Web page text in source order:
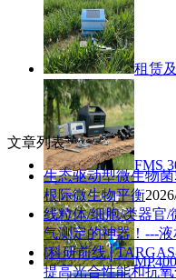
租赁
FMS
文章列表
生态驱动型微生物
根际微生物平衡
线粒体/细胞/类器官/
气测定的神器！---
[科研前线
提高光合性能和抗